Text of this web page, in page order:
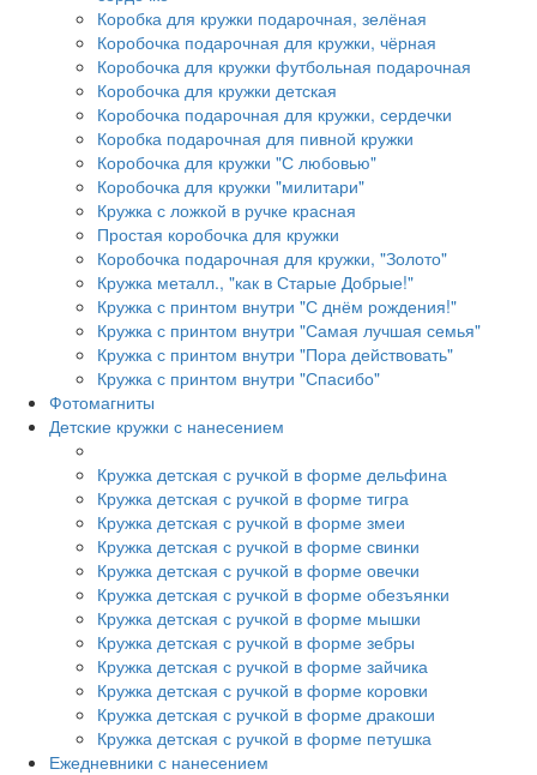
Коробка для кружки подарочная, зелёная
Коробочка подарочная для кружки, чёрная
Коробочка для кружки футбольная подарочная
Коробочка для кружки детская
Коробочка подарочная для кружки, сердечки
Коробка подарочная для пивной кружки
Коробочка для кружки "С любовью"
Коробочка для кружки "милитари"
Кружка с ложкой в ручке красная
Простая коробочка для кружки
Коробочка подарочная для кружки, "Золото"
Кружка металл., "как в Старые Добрые!"
Кружка с принтом внутри "С днём рождения!"
Кружка с принтом внутри "Самая лучшая семья"
Кружка с принтом внутри "Пора действовать"
Кружка с принтом внутри "Спасибо"
Фотомагниты
Детские кружки с нанесением
Кружка детская с ручкой в форме дельфина
Кружка детская с ручкой в форме тигра
Кружка детская с ручкой в форме змеи
Кружка детская с ручкой в форме свинки
Кружка детская с ручкой в форме овечки
Кружка детская с ручкой в форме обезъянки
Кружка детская с ручкой в форме мышки
Кружка детская с ручкой в форме зебры
Кружка детская с ручкой в форме зайчика
Кружка детская с ручкой в форме коровки
Кружка детская с ручкой в форме дракоши
Кружка детская с ручкой в форме петушка
Ежедневники с нанесением